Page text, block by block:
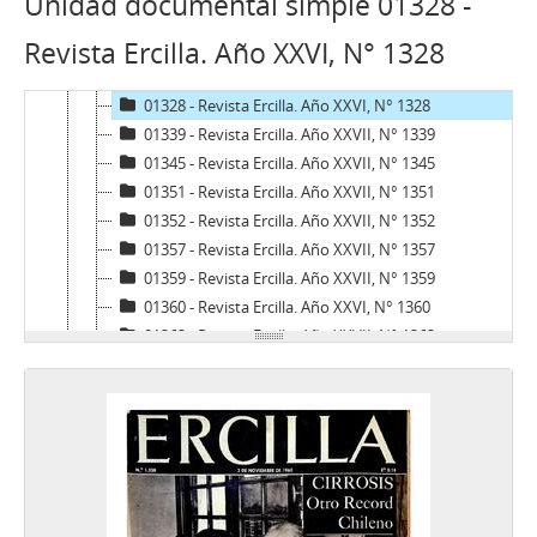
Revista Ercilla. Año XXVI, N° 1328
01296 - Revista Ercilla. Año XXVI, N° 1296
01302 - Revista Ercilla. Año XXVI, N° 1302
01328 - Revista Ercilla. Año XXVI, N° 1328
01339 - Revista Ercilla. Año XXVII, N° 1339
01345 - Revista Ercilla. Año XXVII, N° 1345
01351 - Revista Ercilla. Año XXVII, N° 1351
01352 - Revista Ercilla. Año XXVII, N° 1352
01357 - Revista Ercilla. Año XXVII, N° 1357
01359 - Revista Ercilla. Año XXVII, N° 1359
01360 - Revista Ercilla. Año XXVI, N° 1360
01363 - Revista Ercilla. Año XXVII, N° 1363
01368 - Revista Ercilla. Año XXVII, N° 1368
01372 - Revista Ercilla. Año XXVII, N° 1372
01375 - Revista Ercilla. Año XXVII, N° 1375
01526 - Revista Ercilla. Año XXX, N° 1526
01528 - Revista Ercilla. Año XXX, N° 1528